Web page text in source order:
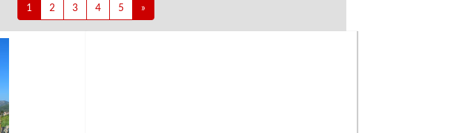
1 2 3 4 5 »